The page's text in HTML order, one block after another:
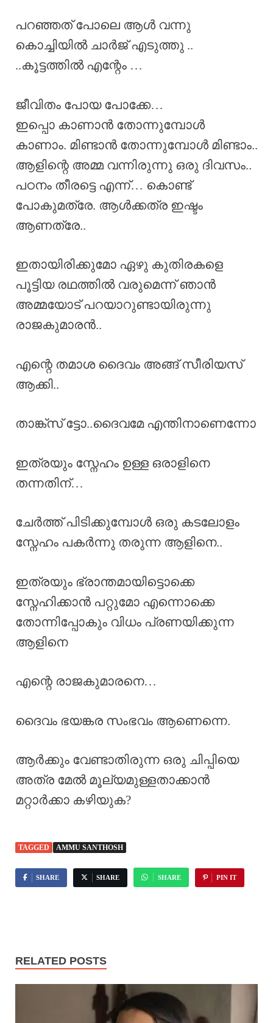
പറഞ്ഞത് പോലെ ആൾ വന്നു
കൊച്ചിയിൽ ചാർജ് എടുത്തു ..
..കൂട്ടത്തിൽ എന്റേം …
ജീവിതം പോയ പോക്കേ…
ഇപ്പൊ കാണാൻ തോന്നുമ്പോൾ
കാണാം. മിണ്ടാൻ തോന്നുമ്പോൾ മിണ്ടാം..
ആളിന്റെ അമ്മ വന്നിരുന്നു ഒരു ദിവസം..
പഠനം തീരട്ടെ എന്ന്… കൊണ്ട്
പോകുമത്രേ. ആൾക്കത്ര ഇഷ്ടം
ആണത്രേ..
ഇതായിരിക്കുമോ ഏഴു കുതിരകളെ
പൂട്ടിയ രഥത്തിൽ വരുമെന്ന് ഞാൻ
അമ്മയോട് പറയാറുണ്ടായിരുന്നു
രാജകുമാരൻ..
എന്റെ തമാശ ദൈവം അങ്ങ് സീരിയസ്
ആക്കി..
താങ്ക്സ് ട്ടോ..ദൈവമേ എന്തിനാണെന്നോ
ഇത്രയും സ്നേഹം ഉള്ള ഒരാളിനെ
തന്നതിന്…
ചേർത്ത് പിടിക്കുമ്പോൾ ഒരു കടലോളം
സ്നേഹം പകർന്നു തരുന്ന ആളിനെ..
ഇത്രയും ഭ്രാന്തമായിട്ടൊക്കെ
സ്നേഹിക്കാൻ പറ്റുമോ എന്നൊക്കെ
തോന്നിപ്പോകും വിധം പ്രണയിക്കുന്ന
ആളിനെ
എന്റെ രാജകുമാരനെ…
ദൈവം ഭയങ്കര സംഭവം ആണെന്നെ.
ആർക്കും വേണ്ടാതിരുന്ന ഒരു ചിപ്പിയെ
അത്ര മേൽ മൂല്യമുള്ളതാക്കാൻ
മറ്റാർക്കാ കഴിയുക?
TAGGED AMMU SANTHOSH
SHARE SHARE SHARE PIN IT
RELATED POSTS